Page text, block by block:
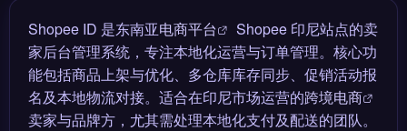
Shopee ID 是东南亚电商平台
Shopee 印尼站点的卖
家后台管理系统，专注本地化运营与订单管理。核心功
能包括商品上架与优化、多仓库库存同步、促销活动报
名及本地物流对接。适合在印尼市场运营的跨境电商
卖家与品牌方，尤其需处理本地化支付及配送的团队。